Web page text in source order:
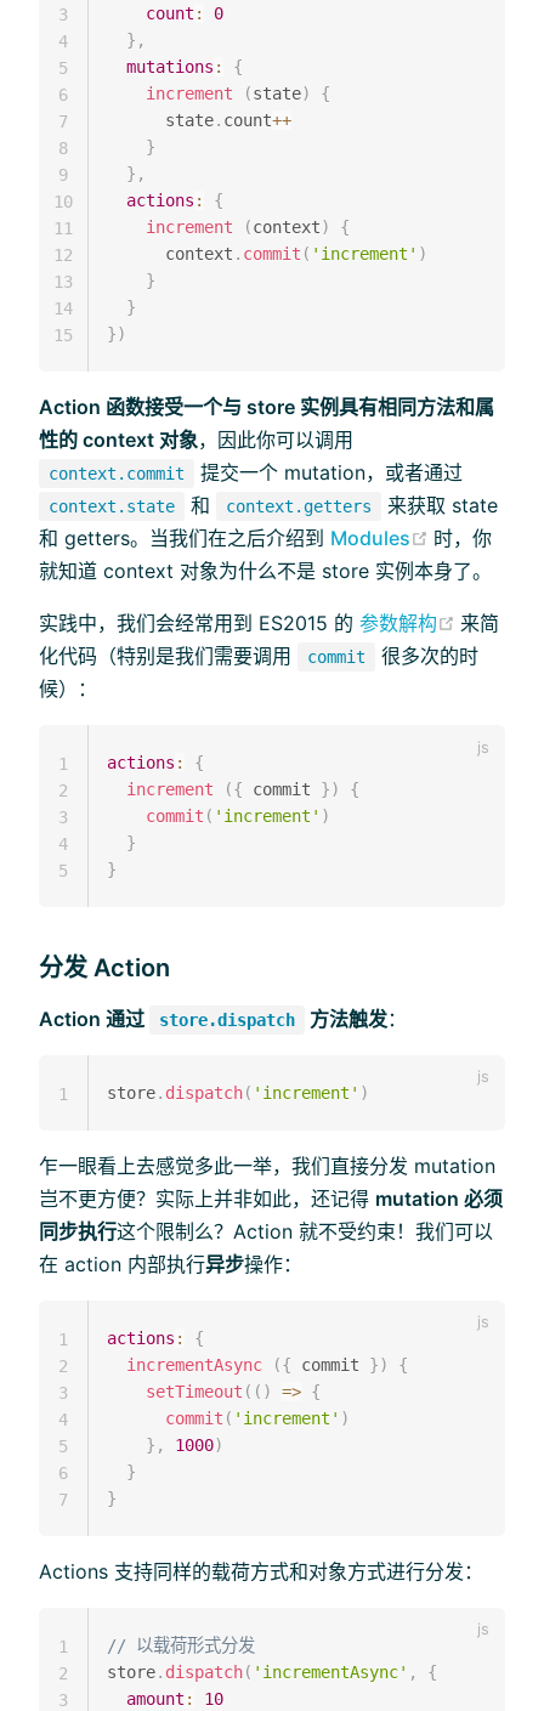
count :
0
} ,
mutations :
{
increment
(state)
{
      state
. count++
}
} ,
actions :
{
increment
(context)
{
      context
. commit ( 'increment' )
}
}
})
3
4
5
6
7
8
9
10
11
12
13
14
15
Action 函数接受一个与 store 实例具有相同方法和属
性的 context 对象，因此你可以调用
context.commit 提交一个 mutation，或者通过
context.state 和 context.getters
来获取 state
和 getters。当我们在之后介绍到 Modules (opens
时，你
就知道 context 对象为什么不是 store 实例本身了。
实践中，我们会经常用到 ES2015 的 参数解构 (opens
来简
化代码（特别是我们需要调用
commit
很多次的时
候）：
actions :
{
increment
({ commit })
{
commit ( 'increment' )
}
}
1
2
3
4
5
分发 Action
Action 通过 store.dispatch 方法触发：
store. dispatch( 'increment' )
1
乍一眼看上去感觉多此一举，我们直接分发 mutation
岂不更方便？实际上并非如此，还记得 mutation 必须
同步执行这个限制么？Action 就不受约束！我们可以
在 action 内部执行异步操作：
actions :
{
incrementAsync
({ commit })
{
setTimeout ( ( ) => {
commit ( 'increment' )
} , 1000)
}
}
1
2
3
4
5
6
7
Actions 支持同样的载荷方式和对象方式进行分发：
// 以载荷形式分发
store. dispatch( 'incrementAsync' ,
{
amount :
10
1
2
3